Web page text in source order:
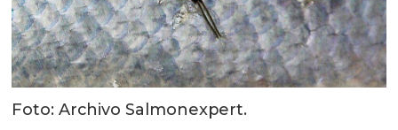
Foto: Archivo Salmonexpert.